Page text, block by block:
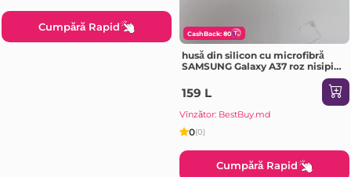
Cumpără Rapid
CashBack: 80
husă din silicon cu microfibră
SAMSUNG Galaxy A37 roz nisipiu
159 L
Vînzător: BestBuy.md
0(0)
Cumpără Rapid